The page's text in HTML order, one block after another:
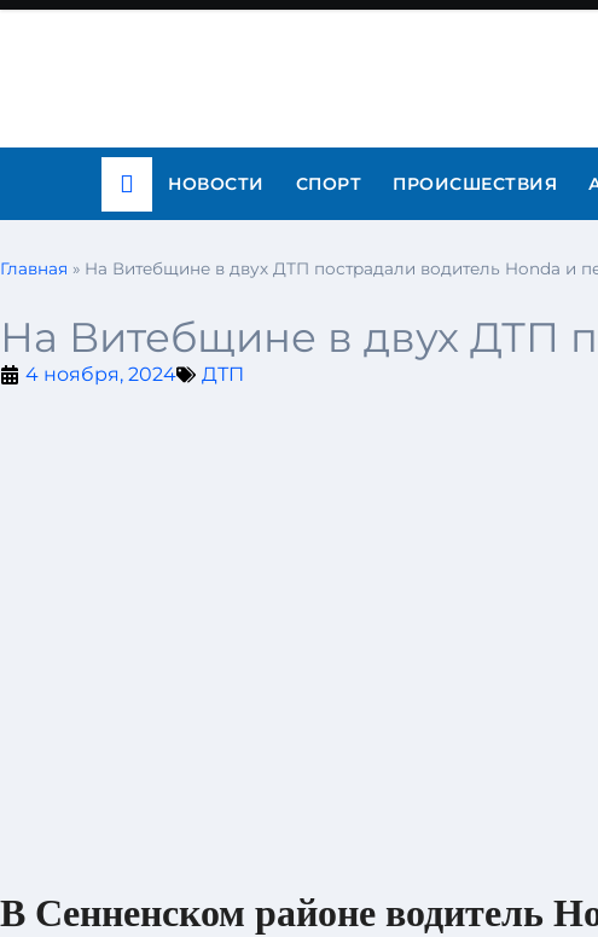
НОВОСТИ СПОРТ ПРОИСШЕСТВИЯ
Главная » На Витебщине в двух ДТП пострадали водитель Honda и
На Витебщине в двух ДТП
4 ноября, 2024 ДТП
В Сенненском районе водитель